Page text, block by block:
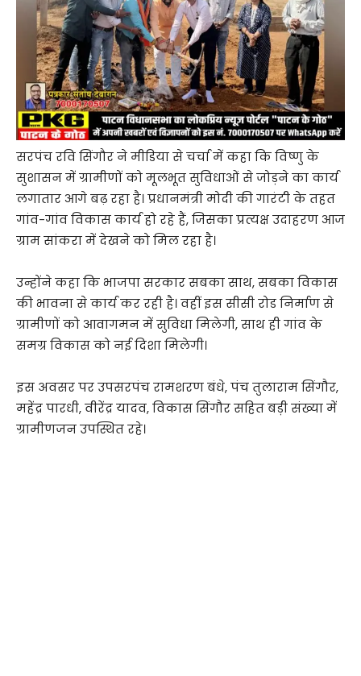
सरपंच रवि सिंगौर ने मीडिया से चर्चा में कहा कि विष्णु के
सुशासन में ग्रामीणों को मूलभूत सुविधाओं से जोड़ने का कार्य
लगातार आगे बढ़ रहा है। प्रधानमंत्री मोदी की गारंटी के तहत
गांव-गांव विकास कार्य हो रहे हैं, जिसका प्रत्यक्ष उदाहरण आज
ग्राम सांकरा में देखने को मिल रहा है।
उन्होंने कहा कि भाजपा सरकार सबका साथ, सबका विकास
की भावना से कार्य कर रही है। वहीं इस सीसी रोड निर्माण से
ग्रामीणों को आवागमन में सुविधा मिलेगी, साथ ही गांव के
समग्र विकास को नई दिशा मिलेगी।
इस अवसर पर उपसरपंच रामशरण बंधे, पंच तुलाराम सिंगौर,
महेंद्र पारधी, वीरेंद्र यादव, विकास सिंगौर सहित बड़ी संख्या में
ग्रामीणजन उपस्थित रहे।